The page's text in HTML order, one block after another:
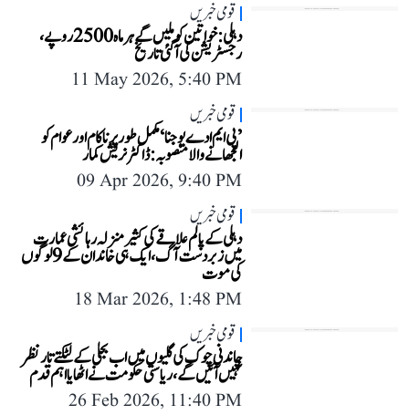
قومی خبریں
دہلی: خواتین کو ملیں گے ہر ماہ 2500 روپے،
رجسٹریشن کی آ گئی تاریخ
11 May 2026, 5:40 PM
قومی خبریں
’پی ایم ادے یوجنا‘ مکمل طور پر ناکام اور عوام کو
الجھانے والا منصوبہ: ڈاکٹر نریش کمار
09 Apr 2026, 9:40 PM
قومی خبریں
دہلی کے پالم علاقے کی کثیر منزلہ رہائشی عمارت
میں زبردست آگ، ایک ہی خاندان کے 9 لوگوں
کی موت
18 Mar 2026, 1:48 PM
قومی خبریں
چاندنی چوک کی گلیوں میں اب بجلی کے لٹکتے تار نظر
نہیں آئیں گے، ریاستی حکومت نے اٹھایا اہم قدم
26 Feb 2026, 11:40 PM